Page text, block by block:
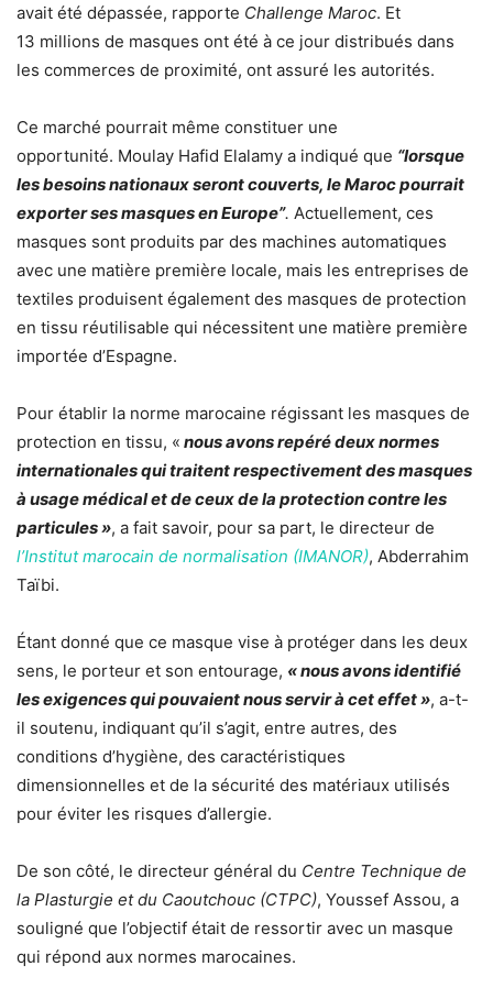
avait été dépassée, rapporte Challenge Maroc. Et
13 millions de masques ont été à ce jour distribués dans
les commerces de proximité, ont assuré les autorités.
Ce marché pourrait même constituer une
opportunité. Moulay Hafid Elalamy a indiqué que “lorsque
les besoins nationaux seront couverts, le Maroc pourrait
exporter ses masques en Europe”. Actuellement, ces
masques sont produits par des machines automatiques
avec une matière première locale, mais les entreprises de
textiles produisent également des masques de protection
en tissu réutilisable qui nécessitent une matière première
importée d’Espagne.
Pour établir la norme marocaine régissant les masques de
protection en tissu, « nous avons repéré deux normes
internationales qui traitent respectivement des masques
à usage médical et de ceux de la protection contre les
particules », a fait savoir, pour sa part, le directeur de
l’Institut marocain de normalisation (IMANOR), Abderrahim
Taïbi.
Étant donné que ce masque vise à protéger dans les deux
sens, le porteur et son entourage, « nous avons identifié
les exigences qui pouvaient nous servir à cet effet », a-t-
il soutenu, indiquant qu’il s’agit, entre autres, des
conditions d’hygiène, des caractéristiques
dimensionnelles et de la sécurité des matériaux utilisés
pour éviter les risques d’allergie.
De son côté, le directeur général du Centre Technique de
la Plasturgie et du Caoutchouc (CTPC), Youssef Assou, a
souligné que l’objectif était de ressortir avec un masque
qui répond aux normes marocaines.